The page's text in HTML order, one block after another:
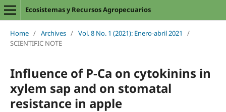
Ecosistemas y Recursos Agropecuarios
Home / Archives / Vol. 8 No. 1 (2021): Enero-abril 2021
/
SCIENTIFIC NOTE
Influence of P-Ca on cytokinins in
xylem sap and on stomatal
resistance in apple